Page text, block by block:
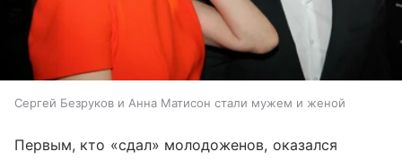
Сергей Безруков и Анна Матисон стали мужем и женой
Первым, кто «сдал» молодоженов, оказался